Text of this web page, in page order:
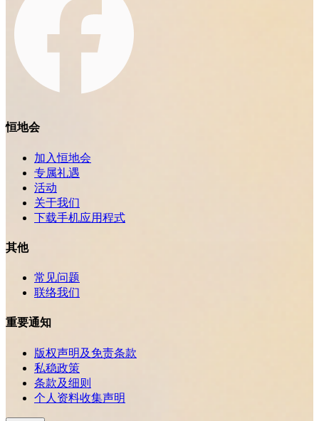
恒地会
加入恒地会
专属礼遇
活动
关于我们
下载手机应用程式
其他
常见问题
联络我们
重要通知
版权声明及免责条款
私稳政策
条款及细则
个人资料收集声明